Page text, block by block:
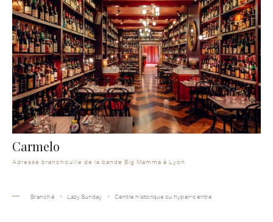
Carmelo
Adresse branchouille de la bande Big Mamma à Lyon
Branché Lazy Sunday Centre historique ou hyper-centre